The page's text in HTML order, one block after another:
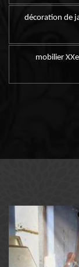
décoration de
mobilier